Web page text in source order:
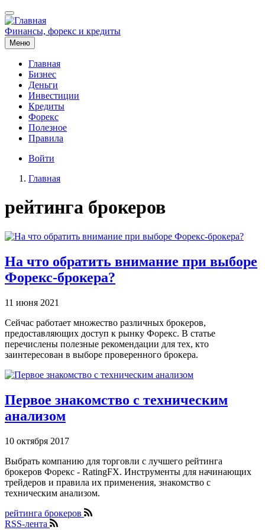
Перейти
к
основному
содержанию
Финансы, форекс и кредиты
Меню
Основная
навигация
Главная
Бизнес
Деньги
Инвестиции
Кредиты
Форекс
Полезное
Правила
Меню
записи
Войти
навигации
Главная
рейтинга брокеров
На что обратить внимание при выборе
Форекс-брокера?
11 июня 2021
Сейчас работает множество различных брокеров,
предоставляющих доступ к рынку Форекс. В статье
перечислены полезные рекомендации для тех, кто
заинтересован в выборе проверенного брокера.
Первое знакомство с техническим
анализом
10 октября 2017
Выбрать компанию для торговли с лучшего рейтинга
брокеров Форекс - RatingFX. Инструменты для начинающих
трейдеров и правила их применения, знакомство с
техническим анализом.
рейтинга брокеров
RSS-лента